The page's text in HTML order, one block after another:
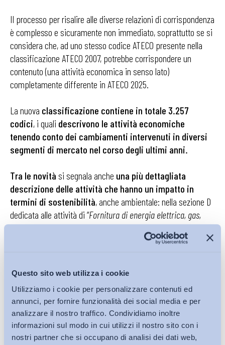
Questo sito web utilizza i cookie
Utilizziamo i cookie per personalizzare contenuti ed
annunci, per fornire funzionalità dei social media e per
analizzare il nostro traffico. Condividiamo inoltre
informazioni sul modo in cui utilizzi il nostro sito con i
nostri partner che si occupano di analisi dei dati web,
Il processo per risalire alle diverse relazioni di corrispondenza
è complesso e sicuramente non immediato, soprattutto se si
considera che, ad uno stesso codice ATECO presente nella
classificazione ATECO 2007, potrebbe corrispondere un
contenuto (una attività economica in senso lato)
completamente differente in ATECO 2025.
La nuova classificazione contiene in totale 3.257
codici, i quali descrivono le attività economiche
tenendo conto dei cambiamenti intervenuti in diversi
segmenti di mercato nel corso degli ultimi anni.
Tra le novità si segnala anche una più dettagliata
descrizione delle attività che hanno un impatto in
termini di sostenibilità, anche ambientale: nella sezione D
dedicata alle attività di “Fornitura di energia elettrica, gas,
vapore e aria condizionata”, è presente una specifica rispetto
all’attività di produzione di energia elettrica, distinguendo sul
35.12.00).
Sono inoltre numerose le modifiche riguardanti il settore
merceologico del“Commercio all’ingrosso e al
dettaglio”(sezione G), in particolare per la divisione 47